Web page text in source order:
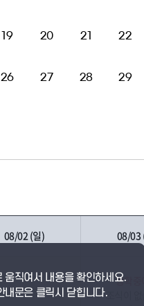
19 20 21 22
26 27 28 29
08/02 (일) 08/03
방학중
조식이